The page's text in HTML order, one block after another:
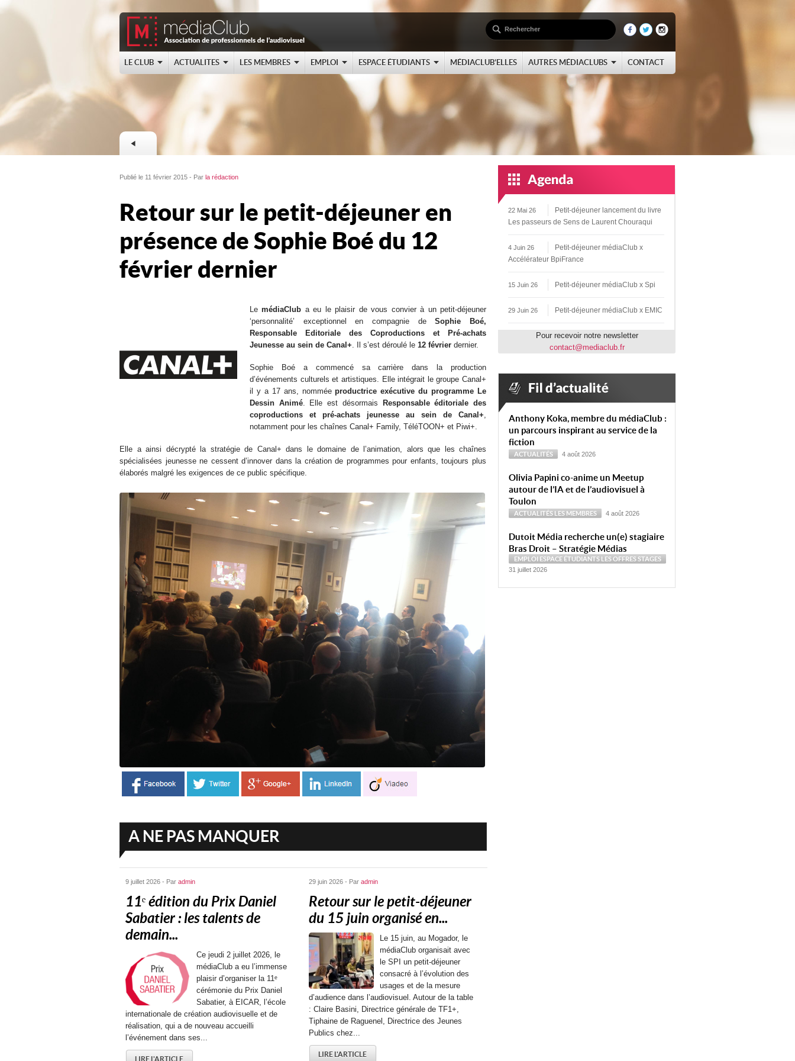
LE CLUB ACTUALITES LES MEMBRES EMPLOI ESPACE ÉTUDIANTS MÉDIACLUB’ELLES AUTRES MÉDIACLUBS CONTACT
Publié le 11 février 2015 - Par la rédaction
Retour sur le petit-déjeuner en
présence de Sophie Boé du 12
février dernier
LemédiaClub a eu le plaisir de vous convier à un petit-déjeuner
‘personnalité’ exceptionnel en compagnie deSophie Boé,
Responsable Editoriale des Coproductions et
Pré-achats
Jeunesse au sein de Canal+. Il s’est déroulé le 12 février dernier.
Sophie Boé a commencé sa carrière dans la production
d’événements culturels et artistiques. Elle intégrait le groupe Canal+
il y a 17 ans, nomméeproductrice exécutive du programme Le
Dessin Animé. Elle est désormais
Responsable éditoriale des
coproductions et pré-achats jeunesse au sein de Canal+,
notamment pour les chaînes Canal+ Family, TéléTOON+ et Piwi+.
Elle a ainsi décrypté la stratégie de Canal+ dans le domaine de l’animation, alors que les chaînes
spécialisées jeunesse ne cessent d’innover dans la création de programmes pour enfants, toujours plus
élaborés malgré les exigences de ce public spécifique.
A NE PAS MANQUER
9 juillet 2026 - Par admin
11ᵉ édition du Prix Daniel
Sabatier : les talents de
demain...
Ce jeudi 2 juillet 2026, le
médiaClub a eu l’immense
plaisir d’organiser la 11ᵉ
cérémonie du Prix Daniel
Sabatier, à EICAR, l’école
internationale de création audiovisuelle et de
réalisation, qui a de nouveau accueilli
l’événement dans ses...
LIRE L'ARTICLE
29 juin 2026 - Par admin
Retour sur le petit-déjeuner
du 15 juin organisé en...
Le 15 juin, au Mogador, le
médiaClub organisait avec
le SPI un petit-déjeuner
consacré à l’évolution des
usages et de la mesure
d’audience dans l’audiovisuel. Autour de la table
: Claire Basini, Directrice générale de TF1+,
Tiphaine de Raguenel, Directrice des Jeunes
Publics chez...
LIRE L'ARTICLE
22 Mai 26
Petit-déjeuner lancement du livre
Les passeurs de Sens de Laurent Chouraqui
4 Juin 26
Petit-déjeuner médiaClub x
Accélérateur BpiFrance
15 Juin 26 Petit-déjeuner médiaClub x Spi
29 Juin 26 Petit-déjeuner médiaClub x EMIC
Pour recevoir notre newsletter
contact@mediaclub.fr
Anthony Koka, membre du médiaClub :
un parcours inspirant au service de la
fiction
ACTUALITÉS 4 août 2026
Olivia Papini co-anime un Meetup
autour de l’IA et de l’audiovisuel à
Toulon
ACTUALITÉS LES MEMBRES 4 août 2026
Dutoit Média recherche un(e) stagiaire
Bras Droit – Stratégie Médias
EMPLOI ESPACE ÉTUDIANTS LES OFFRESSTAGES
31 juillet 2026